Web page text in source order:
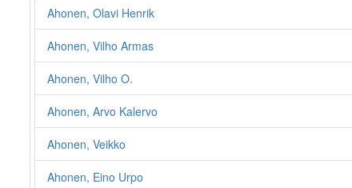
Ahonen, Olavi Henrik
Ahonen, Vilho Armas
Ahonen, Vilho O.
Ahonen, Arvo Kalervo
Ahonen, Veikko
Ahonen, Eino Urpo